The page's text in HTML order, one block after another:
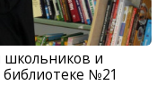
школьников и
№21